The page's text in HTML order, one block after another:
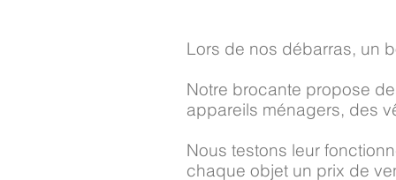
Lors de nos débarras, un
Notre brocante propose
appareils ménagers, des
Nous testons leur
chaque objet un prix de